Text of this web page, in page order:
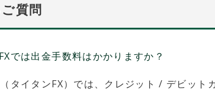
質問
では出金手数料はかかりますか？
タイタンFX）では、クレジット / デビッ